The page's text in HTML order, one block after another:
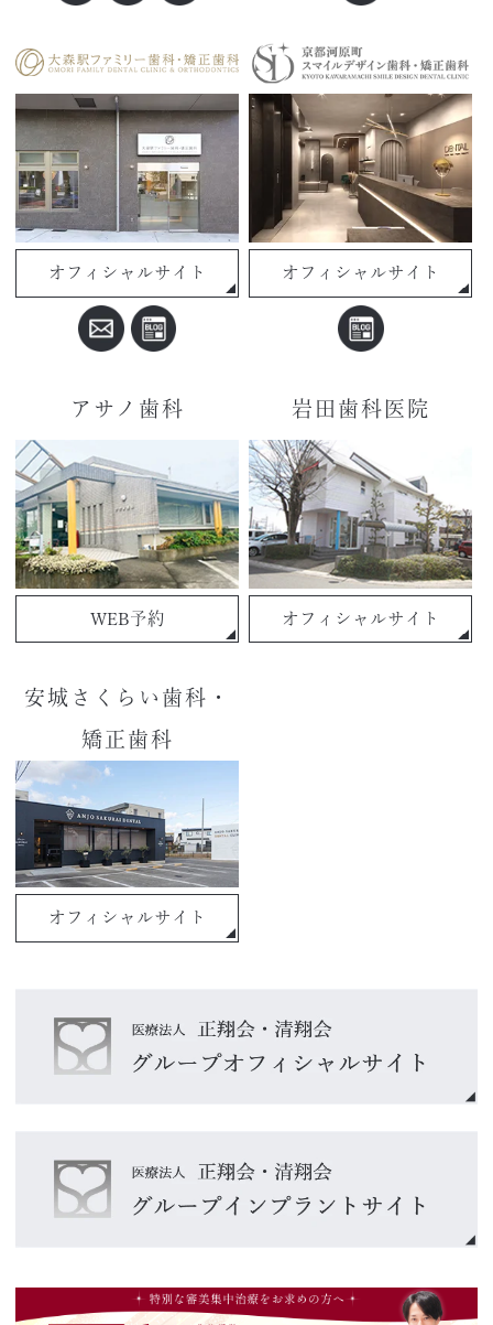
オフィシャルサイト オフィシャルサイト
アサノ歯科
WEB予約
岩田歯科医院
オフィシャルサイト
安城さくらい歯科・
矯正歯科
オフィシャルサイト